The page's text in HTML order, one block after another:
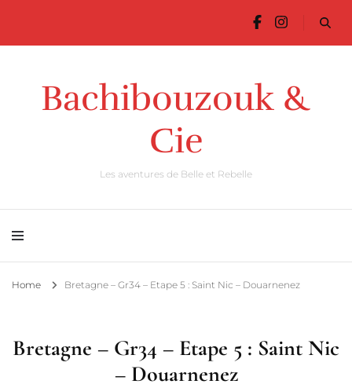
Bachibouzouk &
Cie
Les aventures de Belle et Rebelle
Home Bretagne – Gr34 – Etape 5 : Saint Nic – Douarnenez
Bretagne – Gr34 – Etape 5 : Saint Nic
– Douarnenez